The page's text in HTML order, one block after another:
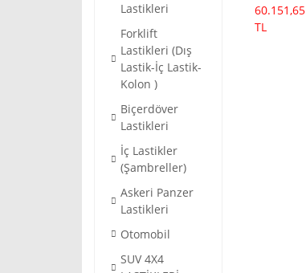
Lastikleri
Forklift
Lastikleri (Dış
Lastik-İç Lastik-
Kolon )
Biçerdöver
Lastikleri
İç Lastikler
(Şambreller)
Askeri Panzer
Lastikleri
Otomobil
SUV 4X4
60.151,65
TL